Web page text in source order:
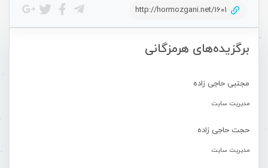
برگزیده‌های هرمزگانی
مجتبی حاجی زاده
مدیریت سایت
حجت حاجی زاده
مدیریت سایت
http://hormozgani.net/1601